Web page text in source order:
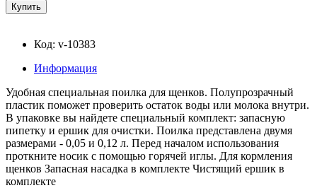
Код: v-10383
Информация
Удобная специальная поилка для щенков. Полупрозрачный
пластик поможет проверить остаток воды или молока внутри.
В упаковке вы найдете специальный комплект: запасную
пипетку и ершик для очистки. Поилка представлена двумя
размерами - 0,05 и 0,12 л. Перед началом использования
проткните носик с помощью горячей иглы. Для кормления
щенков Запасная насадка в комплекте Чистящий ершик в
комплекте